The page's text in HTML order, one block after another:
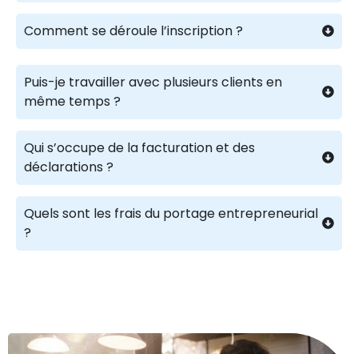
Comment se déroule l’inscription ?
Puis-je travailler avec plusieurs clients en
même temps ?
Qui s’occupe de la facturation et des
déclarations ?
Quels sont les frais du portage entrepreneurial
?